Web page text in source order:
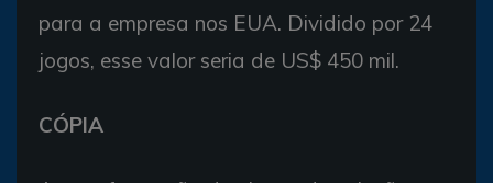
para a empresa nos EUA. Dividido por 24
jogos, esse valor seria de US$ 450 mil.
CÓPIA